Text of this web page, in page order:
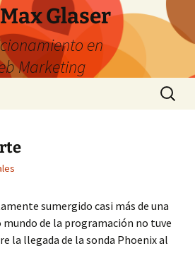
Glaser
en
Marketing
Buscar:
sumergido casi más de una
de la programación no tuve
la llegada de la sonda Phoenix al